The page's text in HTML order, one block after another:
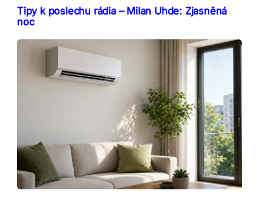
Tipy k poslechu rádia – Milan Uhde: Zjasněná
noc